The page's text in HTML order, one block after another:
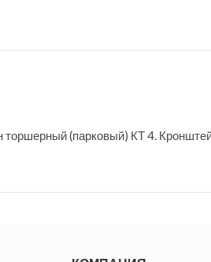
(парковый) КТ 4.